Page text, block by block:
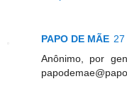
PAPO DE MÃE 27
Anônimo, por